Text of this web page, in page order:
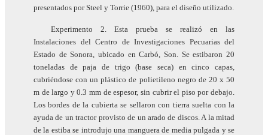
presentados por Steel y Torrie (1960), para el diseño utilizado.
Experimento 2. Esta prueba se realizó en las
Instalaciones del Centro de Investigaciones Pecuarias del
Estado de Sonora, ubicado en Carbó, Son. Se estibaron 20
toneladas de paja de trigo (base seca) en cinco capas,
cubriéndose con un plástico de polietileno negro de 20 x 50
m de largo y 0.3 mm de espesor, sin cubrir el piso por debajo.
Los bordes de la cubierta se sellaron con tierra suelta con la
ayuda de un tractor provisto de un arado de discos. A la mitad
de la estiba se introdujo una manguera de media pulgada y se